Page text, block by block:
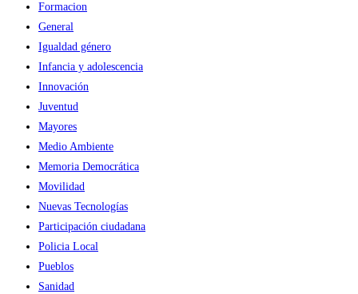
Formacion
General
Igualdad género
Infancia y adolescencia
Innovación
Juventud
Mayores
Medio Ambiente
Memoria Democrática
Movilidad
Nuevas Tecnologías
Participación ciudadana
Policia Local
Pueblos
Sanidad